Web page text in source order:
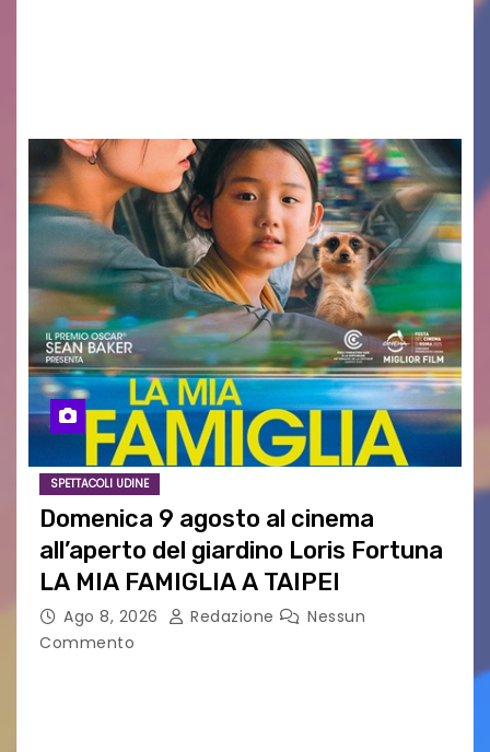
SPETTACOLI UDINE
Domenica 9 agosto al cinema
all’aperto del giardino Loris Fortuna
LA MIA FAMIGLIA A TAIPEI
Ago 8, 2026 Redazione
Nessun
Commento